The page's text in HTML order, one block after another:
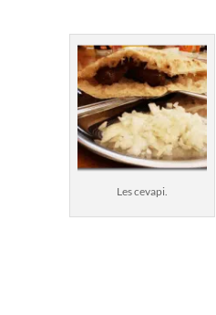
Les cevapi.